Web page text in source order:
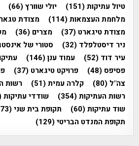
טיול עתיקות(151) יולי שוורץ(66)
מלחמת העצמאות(114) מצודת
מצודת טיגארט (37) מצרים (36)
ניר דיסטלפלד (32) סטורי של
עיר דוד (52) עמוד ענן(146)
פסיפס(48) פרויקט טיגארט (37)
צה"ל (80) קלרה עמית(51) רשות
רשות העתיקות(354) שודדי עתיקות
שוד עתיקות(60) תקופת בית שני(73)
תקופת המנדט הבריטי(129)